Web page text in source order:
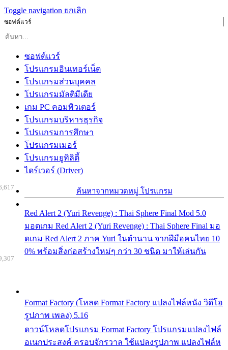
Toggle navigation ยกเลิก
ซอฟต์แวร์
ซอฟต์แวร์
โปรแกรมอินเทอร์เน็ต
โปรแกรมส่วนบุคคล
โปรแกรมมัลติมีเดีย
เกม PC คอมพิวเตอร์
โปรแกรมบริหารธุรกิจ
โปรแกรมการศึกษา
โปรแกรมเมอร์
โปรแกรมยูทิลิตี้
ไดร์เวอร์ (Driver)
ค้นหาจากหมวดหมู่ โปรแกรม
Red Alert 2 (Yuri Revenge) : Thai Sphere Final Mod 5.0
มอดเกม Red Alert 2 (Yuri Revenge) : Thai Sphere Final มอ
ดเกม Red Alert 2 ภาค Yuri ในตำนาน จากฝีมือคนไทย 10
0% พร้อมสิ่งก่อสร้างใหม่ๆ กว่า 30 ชนิด มาให้เล่นกัน
Format Factory (โหลด Format Factory แปลงไฟล์หนัง วิดีโอ
รูปภาพ เพลง) 5.16
ดาวน์โหลดโปรแกรม Format Factory โปรแกรมแปลงไฟล์
อเนกประสงค์ ครอบจักรวาล ใช้แปลงรูปภาพ แปลงไฟล์ห